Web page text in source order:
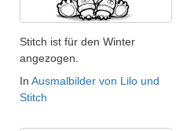
Stitch ist für den Winter
angezogen.
In Ausmalbilder von Lilo und
Stitch